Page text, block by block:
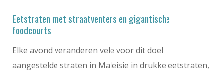
Eetstraten met straatventers en gigantische
foodcourts
Elke avond veranderen vele voor dit doel
aangestelde straten in Maleisie in drukke eetstraten,